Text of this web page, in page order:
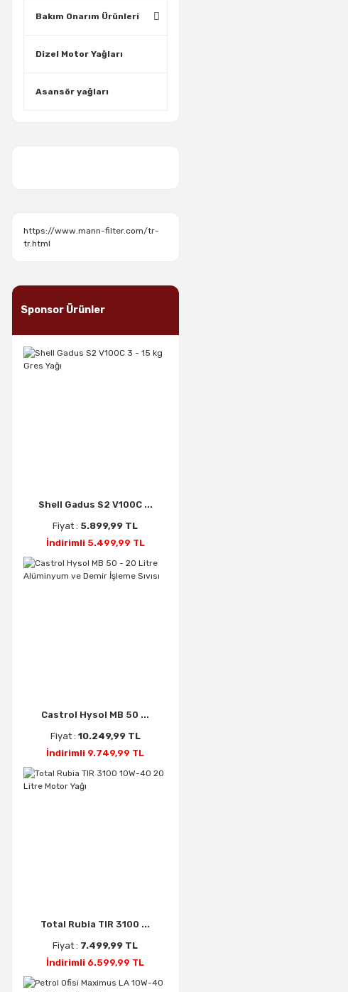
Bakım Onarım Ürünleri
Dizel Motor Yağları
Asansör yağları
https://www.mann-filter.com/tr-
tr.html
Sponsor Ürünler
Shell Gadus S2 V100C ...
Fiyat : 5.899,99 TL
İndirimli 5.499,99 TL
Castrol Hysol MB 50 ...
Fiyat : 10.249,99 TL
İndirimli 9.749,99 TL
Total Rubia TIR 3100 ...
Fiyat : 7.499,99 TL
İndirimli 6.599,99 TL